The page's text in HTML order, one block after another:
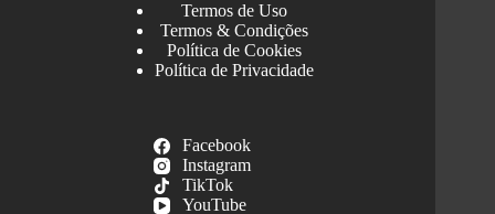
Termos de Uso
Termos & Condições
Política de Cookies
Política de Privacidade
Facebook
Instagram
TikTok
YouTube